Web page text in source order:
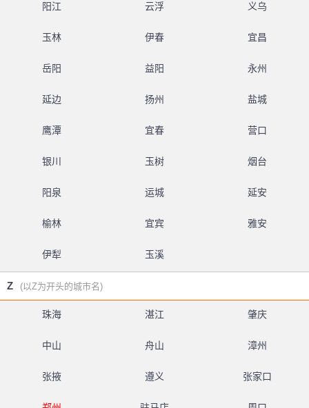
阳江 云浮 义乌
玉林 伊春 宜昌
岳阳 益阳 永州
延边 扬州 盐城
鹰潭 宜春 营口
银川 玉树 烟台
阳泉 运城 延安
榆林 宜宾 雅安
伊犁 玉溪
Z (以Z为开头的城市名)
珠海 湛江 肇庆
中山 舟山 漳州
张掖 遵义 张家口